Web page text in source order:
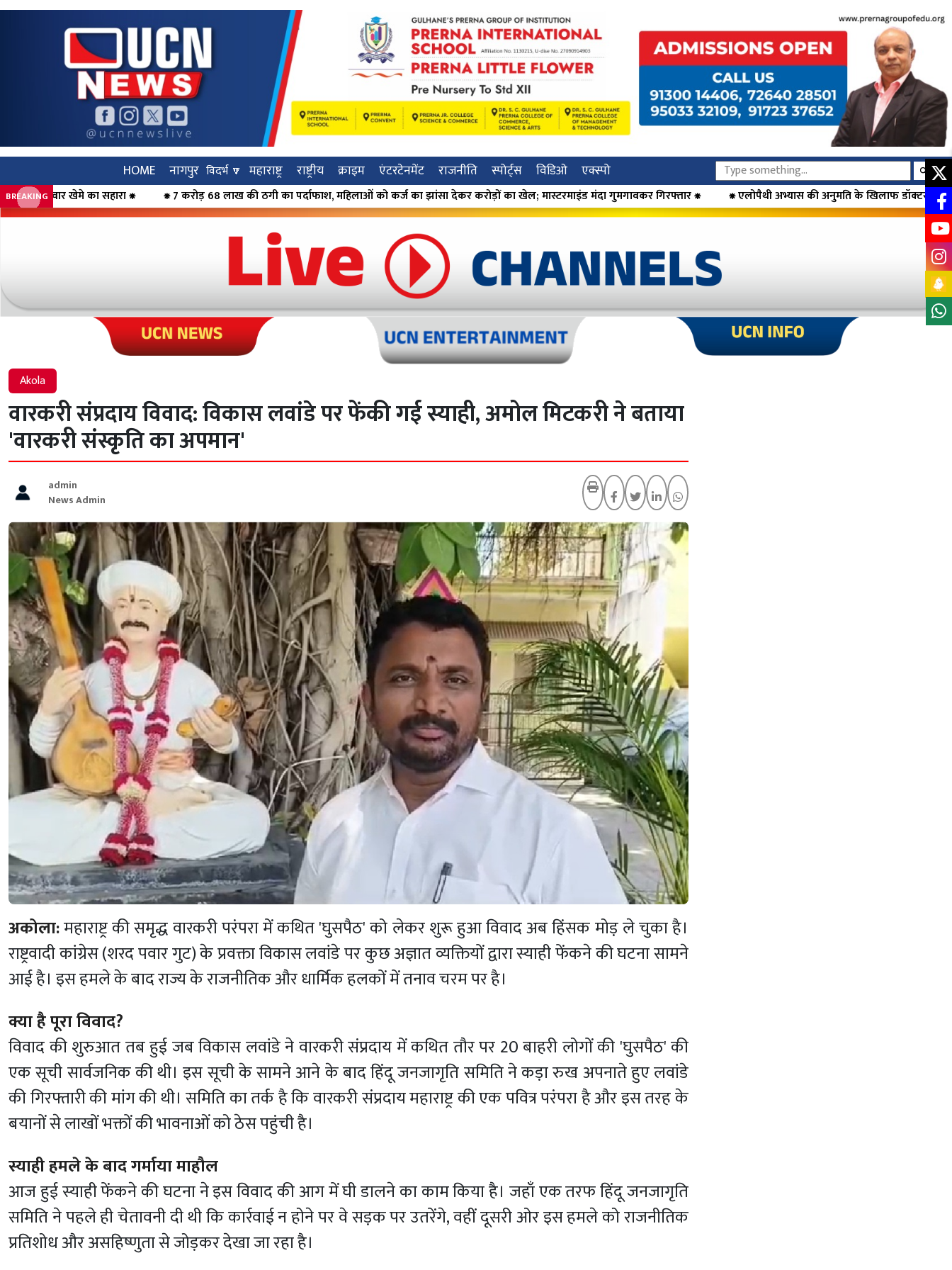
HOME नागपुर विदर्भ 🔽 महाराष्ट्र राष्ट्रीय क्राइम एंटरटेनमेंट राजनीति स्पोर्ट्स विडिओ एक्स्पो
BREAKING
⁕ ⁕ 7 करोड़ 68 लाख की ठगी का पर्दाफाश, महिलाओं को कर्ज का झांसा देकर करोड़ों का खेल; मास्टरमाइंड मंदा गुमगावकर गिरफ्तार ⁕ ⁕ एलोपैथी अभ्यास की अनुमति के खिलाफ डॉक्टरों का आंदोलन, मुख्यमंत्री
Click to visit UCN News Click to visit UCN Info
Akola
वारकरी संप्रदाय विवाद: विकास लवांडे पर फेंकी गई स्याही, अमोल मिटकरी ने बताया
'वारकरी संस्कृति का अपमान'
admin
News Admin
अकोला:महाराष्ट्र की समृद्ध वारकरी परंपरा में कथित 'घुसपैठ' को लेकर शुरू हुआ विवाद अब हिंसक मोड़ ले चुका है।
राष्ट्रवादी कांग्रेस (शरद पवार गुट) के प्रवक्ता विकास लवांडे पर कुछ अज्ञात व्यक्तियों द्वारा स्याही फेंकने की घटना सामने
आई है। इस हमले के बाद राज्य के राजनीतिक और धार्मिक हलकों में तनाव चरम पर है।
क्या है पूरा विवाद?
विवाद की शुरुआत तब हुई जब विकास लवांडे ने वारकरी संप्रदाय में कथित तौर पर 20 बाहरी लोगों की 'घुसपैठ' की
एक सूची सार्वजनिक की थी। इस सूची के सामने आने के बाद हिंदू जनजागृति समिति ने कड़ा रुख अपनाते हुए लवांडे
की गिरफ्तारी की मांग की थी। समिति का तर्क है कि वारकरी संप्रदाय महाराष्ट्र की एक पवित्र परंपरा है और इस तरह के
बयानों से लाखों भक्तों की भावनाओं को ठेस पहुंची है।
स्याही हमले के बाद गर्माया माहौल
आज हुई स्याही फेंकने की घटना ने इस विवाद की आग में घी डालने का काम किया है। जहाँ एक तरफ हिंदू जनजागृति
समिति ने पहले ही चेतावनी दी थी कि कार्रवाई न होने पर वे सड़क पर उतरेंगे, वहीं दूसरी ओर इस हमले को राजनीतिक
प्रतिशोध और असहिष्णुता से जोड़कर देखा जा रहा है।